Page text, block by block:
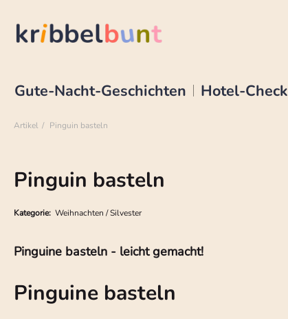
Gute-Nacht-Geschichten Hotel-Check
Artikel Pinguin basteln
Pinguin basteln
Kategorie: Weihnachten / Silvester
Pinguine basteln - leicht gemacht!
Pinguine basteln